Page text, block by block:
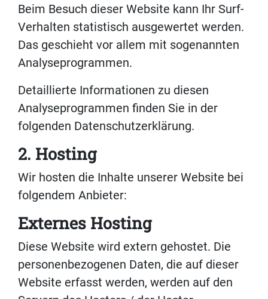
Beim Besuch dieser Website kann Ihr Surf-
Verhalten statistisch ausgewertet werden.
Das geschieht vor allem mit sogenannten
Analyseprogrammen.
Detaillierte Informationen zu diesen
Analyseprogrammen finden Sie in der
folgenden Datenschutzerklärung.
2. Hosting
Wir hosten die Inhalte unserer Website bei
folgendem Anbieter:
Externes Hosting
Diese Website wird extern gehostet. Die
personenbezogenen Daten, die auf dieser
Website erfasst werden, werden auf den